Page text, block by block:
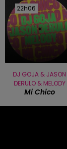
22h06
22h06
DJ GOJA & JASON
DERULO & MELODY
Mi Chico